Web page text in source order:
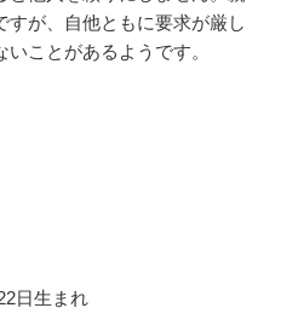
すが、自他ともに要求が厳し
ことがあるようです。
日生まれ